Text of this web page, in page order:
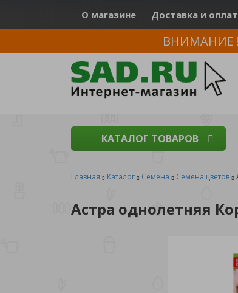
О магазине Доставка и
ВНИМАНИЕ !
КАТАЛОГ ТОВАРОВ
Главная Каталог Семена Семена цветов
Астра однолетняя